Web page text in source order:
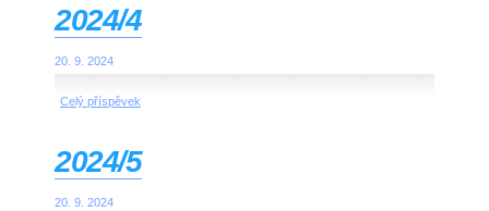
2024/4
20. 9. 2024
Celý příspěvek
2024/5
20. 9. 2024